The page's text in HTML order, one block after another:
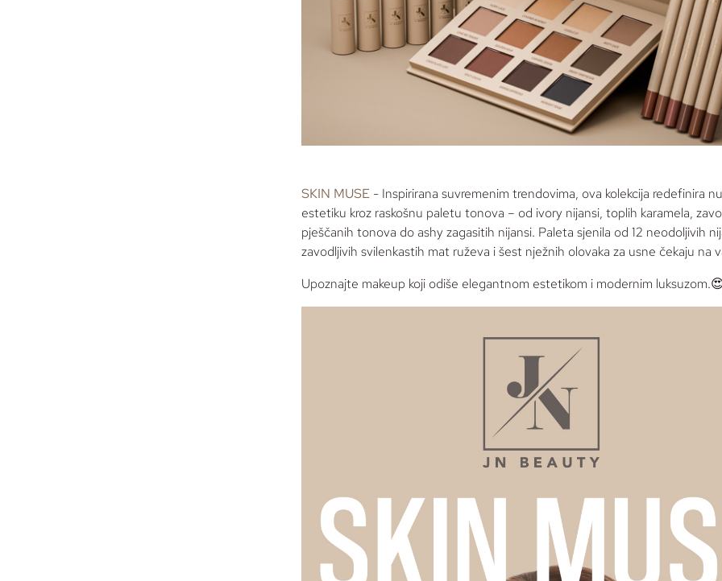
SKIN MUSE - Inspirirana suvremenim trendovima, ova kolekcija redefinira
estetiku kroz raskošnu paletu tonova – od ivory nijansi, toplih karamela,
pješčanih tonova doashy zagasitih nijansi. Paleta sjenila od 12 neodoljivih
zavodljivih svilenkastih mat ruževa i šest nježnih olovaka za usne čekaju na
Upoznajte makeup koji odiše elegantnom estetikom i modernim